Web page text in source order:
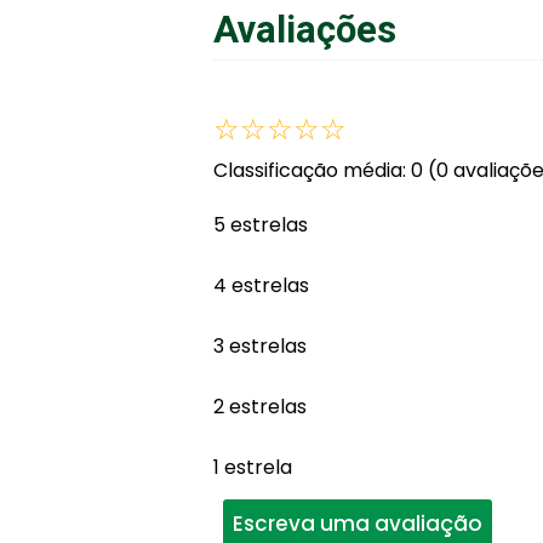
Avaliações
☆☆☆☆☆
Classificação média: 0 (0
5 estrelas
4 estrelas
3 estrelas
2 estrelas
1 estrela
Escreva uma avaliação